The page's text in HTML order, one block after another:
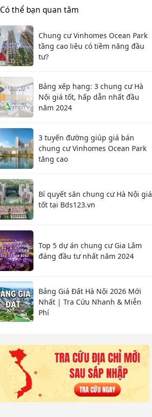
Có thể bạn quan tâm
Chung cư Vinhomes Ocean Park
tầng cao liệu có tiềm năng đầu
tư?
Bảng xếp hạng: 3 chung cư Hà
Nội giá tốt, hấp dẫn nhất đầu
năm 2024
3 tuyến đường giúp giá bán
chung cư Vinhomes Ocean Park
tăng cao
Bí quyết săn chung cư Hà Nội giá
tốt tại Bds123.vn
Top 5 dự án chung cư Gia Lâm
đáng đầu tư nhất năm 2024
Bảng Giá Đất Hà Nội 2026 Mới
Nhất | Tra Cứu Nhanh & Miễn
Phí